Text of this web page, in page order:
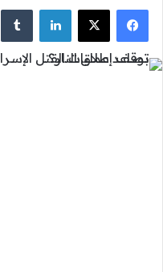
فيسبوك
‫X لينكدإن